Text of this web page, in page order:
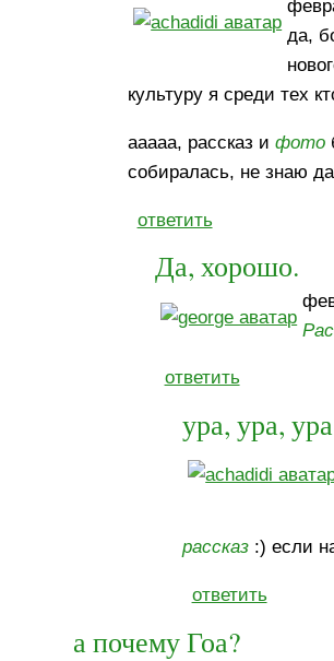
да,
культуру я среди тех
ааааа, рассказ ифото
собиралась, не знаю
ответить
Да, хорошо.
ответить
ура, ура,
рассказ :) если
ответить
а почему Гоа?